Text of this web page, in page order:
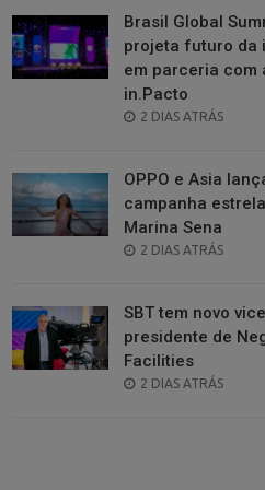
Brasil Global
projeta futuro da
em parceria com
in.Pacto
POSTED
2 DIAS ATRÁS
OPPO e Asia
campanha
Marina Sena
POSTED
2 DIAS ATRÁS
SBT tem novo
presidente de
Facilities
POSTED
2 DIAS ATRÁS